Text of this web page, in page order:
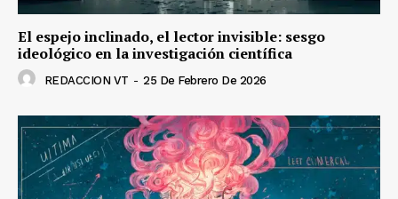
El espejo inclinado, el lector invisible: sesgo
ideológico en la investigación científica
REDACCION VT - 25 De Febrero De 2026